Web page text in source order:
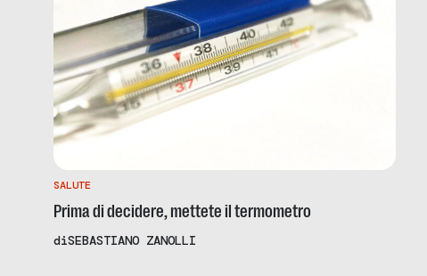
SALUTE
Prima di decidere, mettete il termometro
diSEBASTIANO ZANOLLI